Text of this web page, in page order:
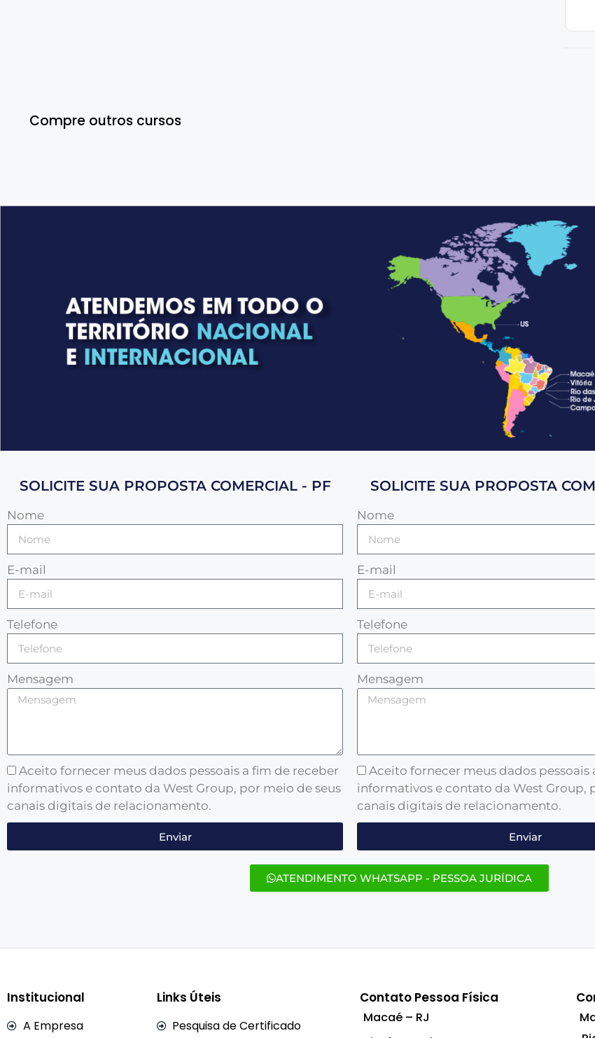
Compre outros cursos
SOLICITE SUA PROPOSTA COMERCIAL - PF
Nome
E-mail
Telefone
Mensagem
Aceito fornecer meus dados pessoais a fim de receber
informativos e contato da West Group, por meio de seus
canais digitais de relacionamento.
Enviar
SOLICITE SUA PROPOSTA
Nome
E-mail
Telefone
Mensagem
Aceito fornecer meus dados pessoais
informativos e contato da West Group,
canais digitais de relacionamento.
Enviar
ATENDIMENTO WHATSAPP - PESSOA JURÍDICA
Institucional
A Empresa
Links Úteis
Pesquisa de Certificado
Contato Pessoa Física
Macaé – RJ